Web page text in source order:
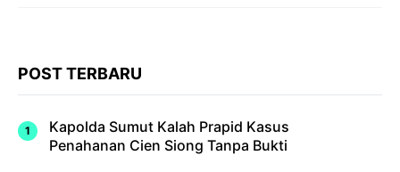
POST TERBARU
Kapolda Sumut Kalah Prapid Kasus
Penahanan Cien Siong Tanpa Bukti